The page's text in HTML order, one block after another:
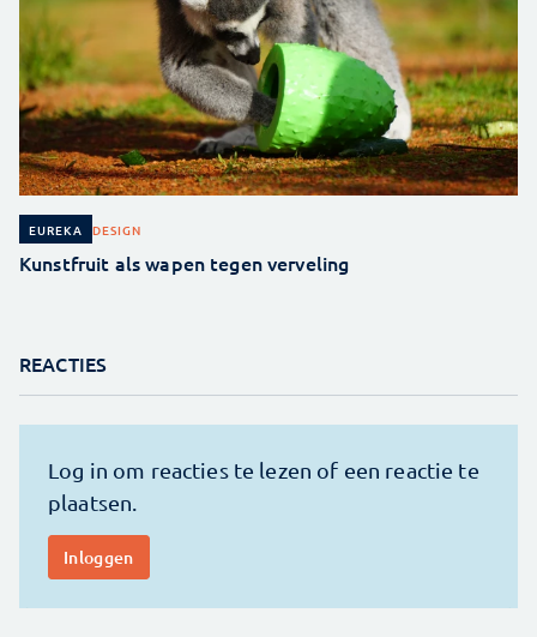
EUREKA DESIGN
Kunstfruit als wapen tegen verveling
REACTIES